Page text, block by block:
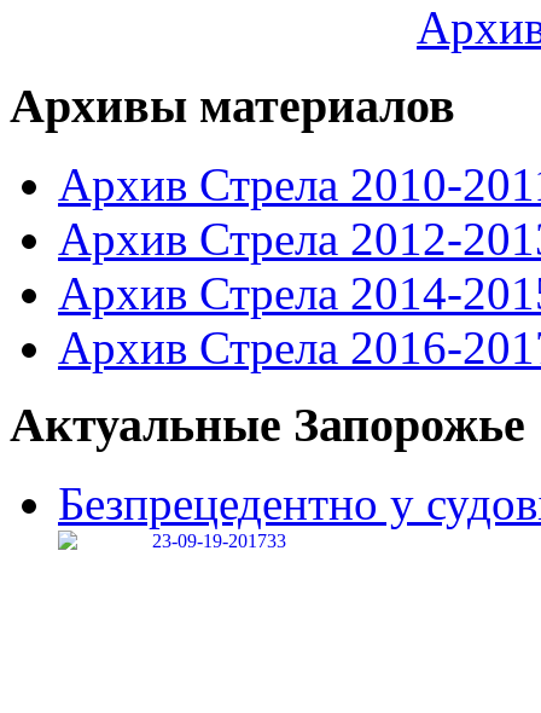
Архивы материалов
Архив Стрела 2010-
Архив Стрела 2012-
Архив Стрела 2014-
Архив Стрела 2016-
Актуальные Запорожье
Безпрецедентно у